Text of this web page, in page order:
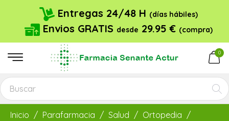
Entregas 24/48 H (días hábiles)
Envios GRATIS desde 29.95 € (compra)
0
Inicio Parafarmacia Salud
Ortopedia